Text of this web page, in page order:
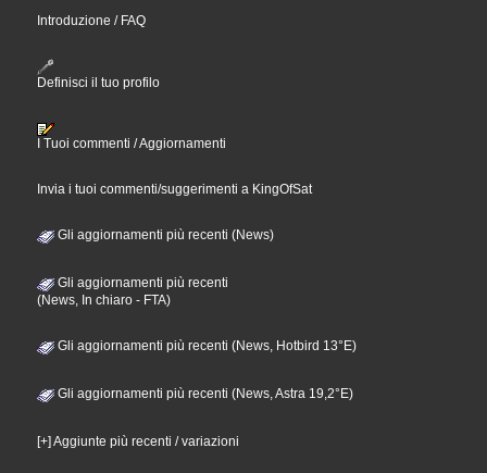
Introduzione / FAQ
Definisci il tuo profilo
I Tuoi commenti / Aggiornamenti
Invia i tuoi commenti/suggerimenti a KingOfSat
Gli aggiornamenti più recenti (News)
Gli aggiornamenti più recenti
(News, In chiaro - FTA)
Gli aggiornamenti più recenti (News, Hotbird 13°E)
Gli aggiornamenti più recenti (News, Astra 19,2°E)
[+] Aggiunte più recenti / variazioni